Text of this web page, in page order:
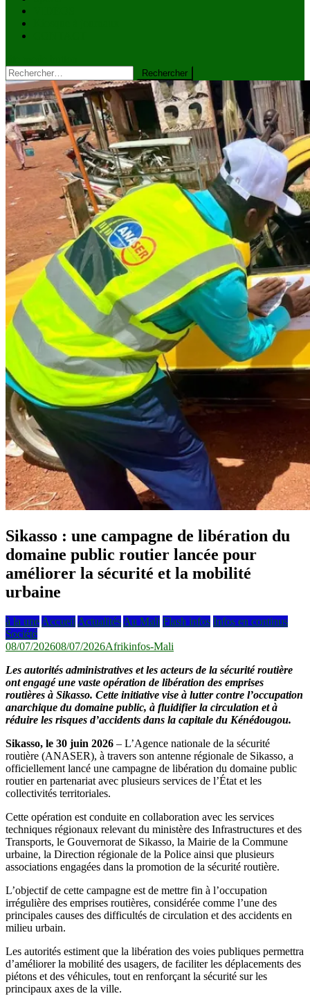
Rechercher :
Sikasso : une campagne de libération du
domaine public routier lancée pour
améliorer la sécurité et la mobilité
urbaine
à la une Accueil Actualités Au Mali Flash infos Infos en continus
Société
08/07/202608/07/2026Afrikinfos-Mali
Les autorités administratives et les acteurs de la sécurité routière
ont engagé une vaste opération de libération des emprises
routières à Sikasso. Cette initiative vise à lutter contre l’occupation
anarchique du domaine public, à fluidifier la circulation et à
réduire les risques d’accidents dans la capitale du Kénédougou.
Sikasso, le 30 juin 2026 – L’Agence nationale de la sécurité
routière (ANASER), à travers son antenne régionale de Sikasso, a
officiellement lancé une campagne de libération du domaine public
routier en partenariat avec plusieurs services de l’État et les
collectivités territoriales.
Cette opération est conduite en collaboration avec les services
techniques régionaux relevant du ministère des Infrastructures et des
Transports, le Gouvernorat de Sikasso, la Mairie de la Commune
urbaine, la Direction régionale de la Police ainsi que plusieurs
associations engagées dans la promotion de la sécurité routière.
L’objectif de cette campagne est de mettre fin à l’occupation
irrégulière des emprises routières, considérée comme l’une des
principales causes des difficultés de circulation et des accidents en
milieu urbain.
Les autorités estiment que la libération des voies publiques permettra
d’améliorer la mobilité des usagers, de faciliter les déplacements des
piétons et des véhicules, tout en renforçant la sécurité sur les
principaux axes de la ville.